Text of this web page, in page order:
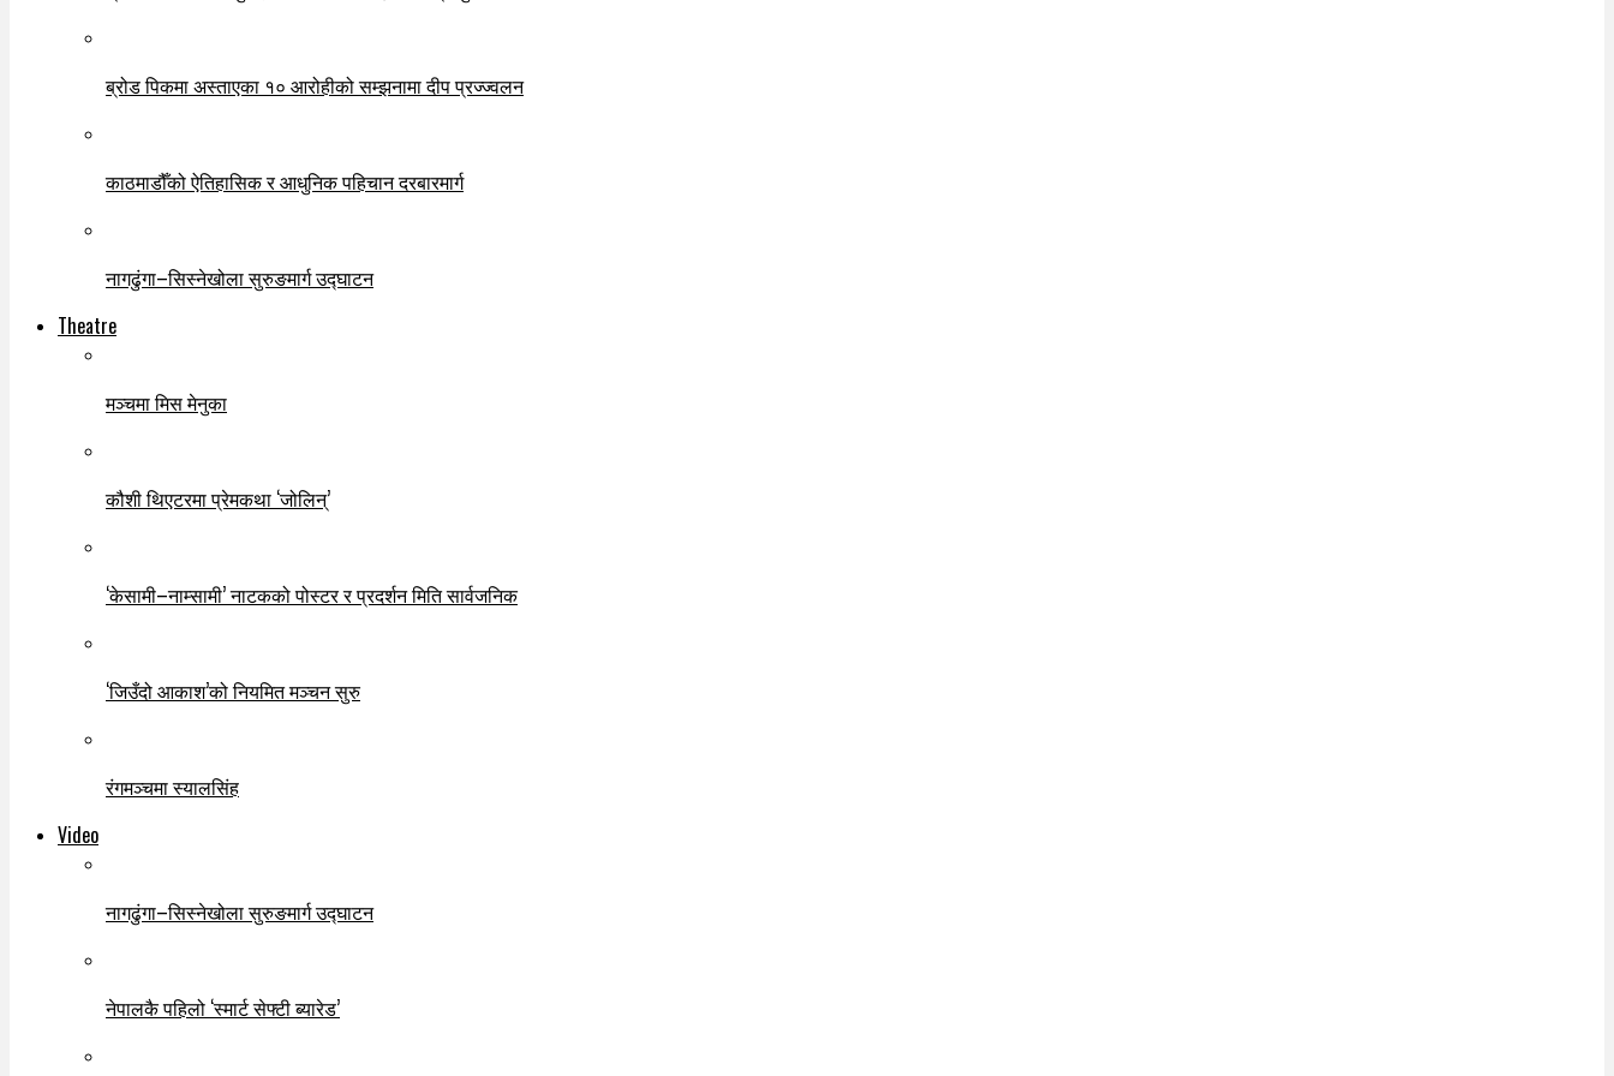
ब्रोड पिकमा अस्ताएका १० आरोहीको सम्झनामा दीप प्रज्ज्वलन
काठमाडौँको ऐतिहासिक र आधुनिक पहिचान दरबारमार्ग
नागढुंगा–सिस्नेखोला सुरुङमार्ग उद्घाटन
Theatre
मञ्चमा मिस मेनुका
कौशी थिएटरमा प्रेमकथा ‘जोलिन्’
‘केसामी–नाम्सामी’ नाटकको पोस्टर र प्रदर्शन मिति सार्वजनिक
‘जिउँदो आकाश’को नियमित मञ्चन सुरु
रंगमञ्चमा स्यालसिंह
Video
नागढुंगा–सिस्नेखोला सुरुङमार्ग उद्घाटन
नेपालकै पहिलो ‘स्मार्ट सेफ्टी ब्यारेड’